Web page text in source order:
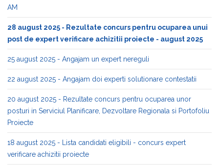
AM
28 august 2025 - Rezultate concurs pentru ocuparea unui
post de expert verificare achizitii proiecte - august 2025
25 august 2025 - Angajam un expert nereguli
22 august 2025 - Angajam doi experti solutionare contestatii
20 august 2025 - Rezultate concurs pentru ocuparea unor
posturi in Serviciul Planificare, Dezvoltare Regionala si Portofoliu
Proiecte
18 august 2025 - Lista candidati eligibili - concurs expert
verificare achizitii proiecte